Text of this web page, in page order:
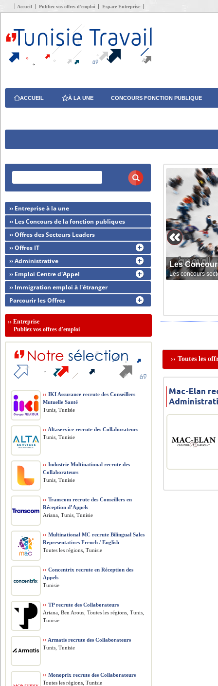
Accueil Publiez vos offres d’emploi Espace Entreprise
ACCUEIL À LA UNE CONCOURS FONCTION PUBLIQUE
Les
Les concours
›› Toutes les
Mac-Elan
›› Entreprise à la une
›› Les Concours de la fonction publiques
›› Offres des Secteurs Leaders
›› Offres IT
›› Administrative
›› Emploi Centre d'Appel
›› Immigration emploi à l'étranger
Parcourir les Offres
››Entreprise
Publiez vos offres d'emploi
›› IKI Assurance recrute des Conseillers
Mutuelle Santé
Tunis, Tunisie
›› Altaservice recrute des Collaborateurs
Tunis, Tunisie
›› Industrie Multinational recrute des
Collaborateurs
Tunis, Tunisie
›› Transcom recrute des Conseillers en
Réception d’Appels
Ariana, Tunis, Tunisie
›› Multinational MC recrute Bilingual Sales
Representatives French / English
Toutes les régions, Tunisie
›› Concentrix recrute en Réception des
Appels
Tunisie
›› TP recrute des Collaborateurs
Ariana, Ben Arous, Toutes les régions, Tunis,
Tunisie
›› Armatis recrute des Collaborateurs
Tunis, Tunisie
›› Monoprix recrute des Collaborateurs
Toutes les régions, Tunisie